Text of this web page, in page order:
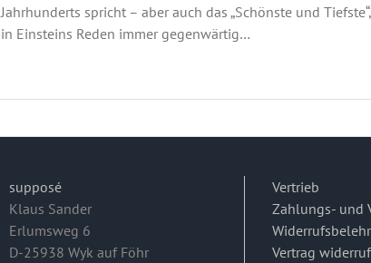
Jahrhunderts spricht – aber auch das „Schönste und
in Einsteins Reden immer gegenwärtig…
supposé
Klaus Sander
Erlumsweg 6
D-25938 Wyk auf Föhr
Vertrieb
Zahlungs- und
Vertrag